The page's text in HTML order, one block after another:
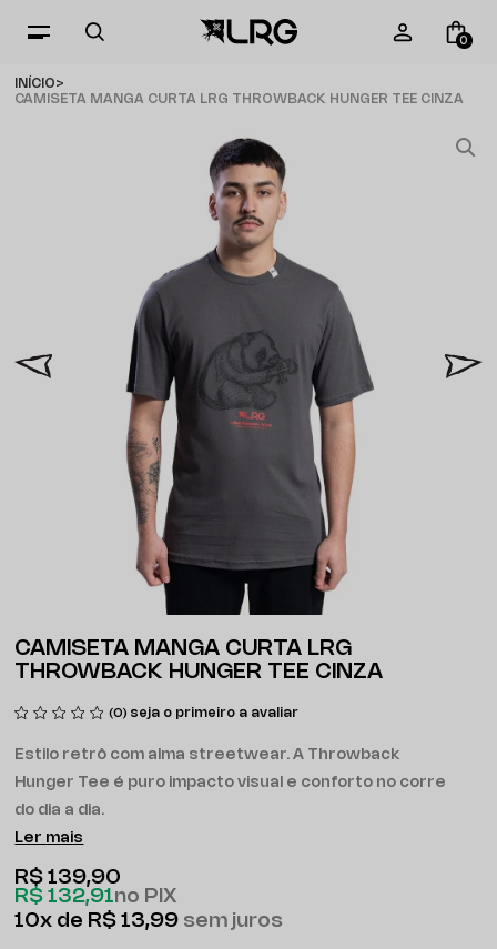
0
INÍCIO
CAMISETA MANGA CURTA LRG THROWBACK HUNGER TEE CINZA
CAMISETA MANGA CURTA LRG
THROWBACK HUNGER TEE CINZA
(0) seja o primeiro a avaliar
Estilo retrô com alma streetwear. A Throwback
Hunger Tee é puro impacto visual e conforto no corre
do dia a dia.
Ler mais
R$ 132,91no PIX
R$ 139,90
10x R$ 13,99 sem juros